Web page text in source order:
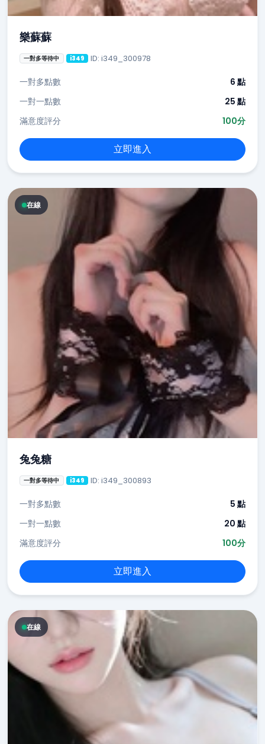
樂蘇蘇
一對多等待中 i349 ID: i349_300978
一對多點數
6 點
一對一點數
25 點
滿意度評分
100分
立即進入
在線
兔兔糖
一對多等待中 i349 ID: i349_300893
一對多點數
5 點
一對一點數
20 點
滿意度評分
100分
立即進入
在線